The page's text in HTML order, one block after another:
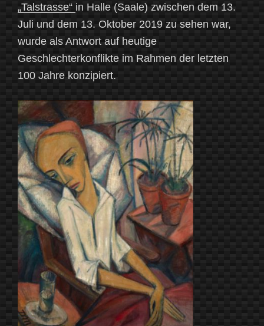
„Talstrasse“ in Halle (Saale) zwischen dem 13.
Juli und dem 13. Oktober 2019 zu sehen war,
wurde als Antwort auf heutige
Geschlechterkonflikte im Rahmen der letzten
100 Jahre konzipiert.